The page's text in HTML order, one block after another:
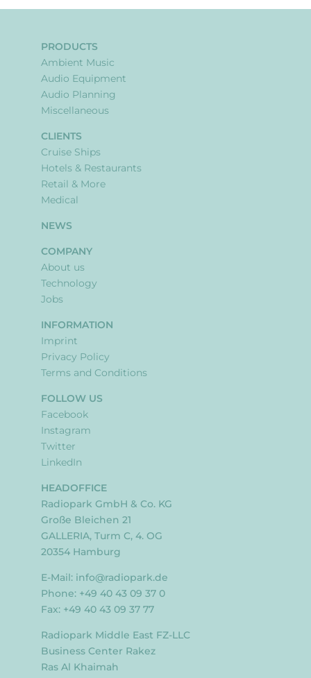
PRODUCTS
Ambient Music
Audio Equipment
Audio Planning
Miscellaneous
CLIENTS
Cruise Ships
Hotels & Restaurants
Retail & More
Medical
NEWS
COMPANY
About us
Technology
Jobs
INFORMATION
Imprint
Privacy Policy
Terms and Conditions
FOLLOW US
Facebook
Instagram
Twitter
LinkedIn
HEADOFFICE
Radiopark GmbH & Co. KG
Große Bleichen 21
GALLERIA, Turm C, 4. OG
20354 Hamburg
E-Mail: info@radiopark.de
Phone: +49 40 43 09 37 0
Fax: +49 40 43 09 37 77
Radiopark Middle East FZ-LLC
Business Center Rakez
Ras Al Khaimah